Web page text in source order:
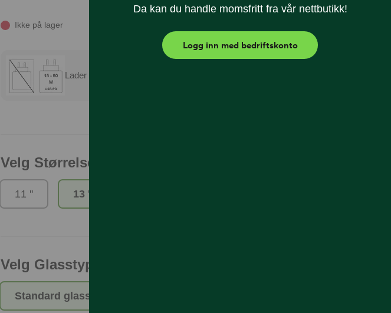
Ikke på lager
Lader er ikke inkludert
Velg Størrelse i tommer
11 '' 13 ''
Velg Glasstype
Standard glass
Da kan du handle momsfritt fra vår nettbutikk!
Logg inn med bedriftskonto